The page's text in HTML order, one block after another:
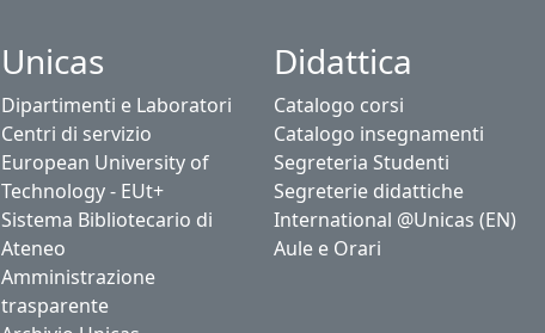
Unicas
Dipartimenti e Laboratori
Centri di servizio
European University of
Technology - EUt+
Sistema Bibliotecario di
Ateneo
Amministrazione
trasparente
Didattica
Catalogo corsi
Catalogo insegnamenti
Segreteria Studenti
Segreterie didattiche
International @Unicas (EN)
Aule e Orari